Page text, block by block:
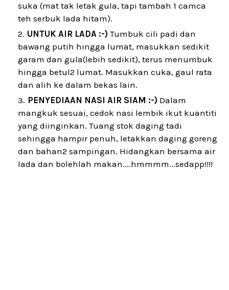
suka (mat tak letak gula, tapi tambah 1 camca
teh serbuk lada hitam).
UNTUK AIR LADA :-) Tumbuk cili padi dan
bawang putih hingga lumat, masukkan sedikit
garam dan gula(lebih sedikit), terus menumbuk
hingga betul2 lumat. Masukkan cuka, gaul rata
dan alih ke dalam bekas lain.
PENYEDIAAN NASI AIR SIAM :-) Dalam
mangkuk sesuai, cedok nasi lembik ikut kuantiti
yang diinginkan. Tuang stok daging tadi
sehingga hampir penuh, letakkan daging goreng
dan bahan2 sampingan. Hidangkan bersama air
lada dan bolehlah makan....hmmmm...sedapp!!!!